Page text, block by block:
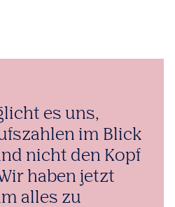
es uns,
im Blick
nicht den Kopf
haben jetzt
alles zu